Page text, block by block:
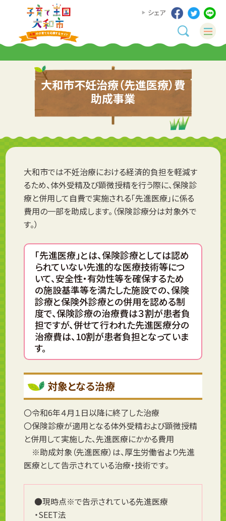
シェア
大和市不妊治療（先進医療）費
助成事業
大和市では不妊治療における経済的負担を軽減す
るため、体外受精及び顕微授精を行う際に、保険診
療と併用して自費で実施される「先進医療」に係る
費用の一部を助成します。（保険診療分は対象外で
す。）
「先進医療」とは、保険診療としては認め
られていない先進的な医療技術等につ
いて、安全性・有効性等を確保するため
の施設基準等を満たした施設での、保険
診療と保険外診療との併用を認める制
度で、保険診療の治療費は３割が患者負
担ですが、併せて行われた先進医療分の
治療費は、10割が患者負担となっていま
す。
対象となる治療
〇令和6年４月１日以降に終了した治療
〇保険診療が適用となる体外受精および顕微授精
と併用して実施した、先進医療にかかる費用
※助成対象（先進医療）は、厚生労働省より先進
医療として告示されている治療・技術です。
●現時点※で告示されている先進医療
・SEET法